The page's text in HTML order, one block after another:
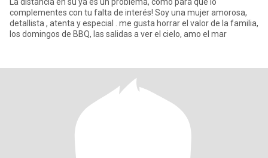
complementes con tu falta de interés! Soy una mujer amorosa,
detallista , atenta y especial . me gusta horrar el valor de la familia,
los domingos de BBQ, las salidas a ver el cielo, amo el mar